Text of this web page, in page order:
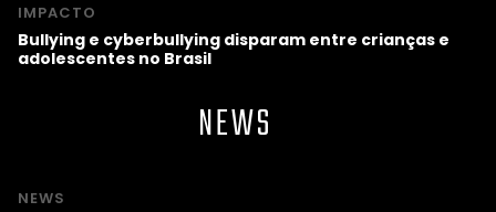
IMPACTO
Bullying e cyberbullying disparam entre crianças e
adolescentes no Brasil
NEWS
NEWS